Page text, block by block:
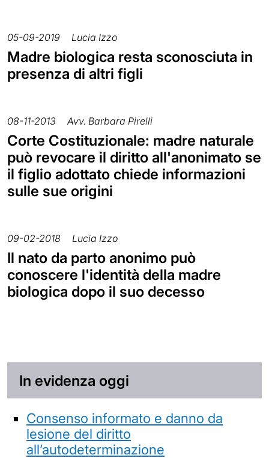
05-09-2019 Lucia Izzo
Madre biologica resta sconosciuta in
presenza di altri figli
08-11-2013 Avv. Barbara Pirelli
Corte Costituzionale: madre naturale
può revocare il diritto all'anonimato se
il figlio adottato chiede informazioni
sulle sue origini
09-02-2018 Lucia Izzo
Il nato da parto anonimo può
conoscere l'identità della madre
biologica dopo il suo decesso
In evidenza oggi
Consenso informato e danno da
lesione del diritto
all’autodeterminazione